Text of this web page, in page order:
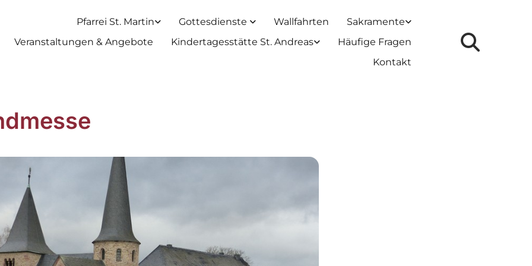
Pfarrei St. Martin Gottesdienste Wallfahrten
Sakramente
Veranstaltungen & Angebote
Kindertagesstätte St. Andreas
Häufige Fragen
Kontakt